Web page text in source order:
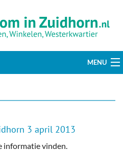
MENU
3 april 2013
informatie vinden.